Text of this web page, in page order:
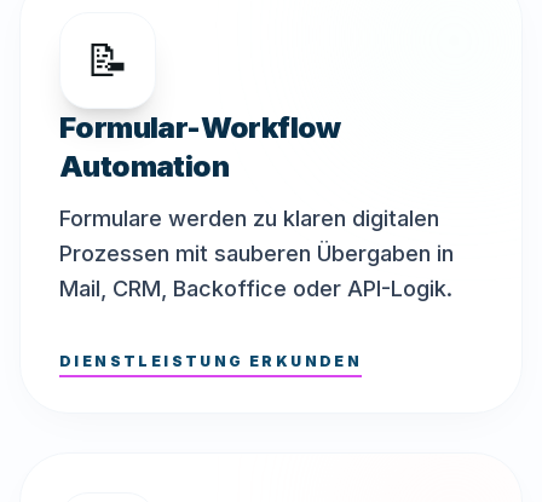
📝
Formular-Workflow
Automation
Formulare werden zu klaren digitalen
Prozessen mit sauberen Übergaben in
Mail, CRM, Backoffice oder API-Logik.
DIENSTLEISTUNG ERKUNDEN